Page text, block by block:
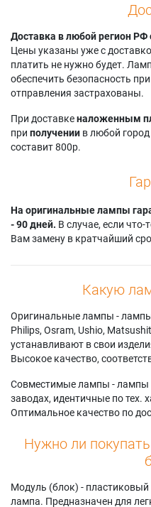
Доставка в любой регион РФ
Цены указаны уже с
платить не нужно будет.
обеспечить безопасность
отправления застрахованы.
При доставкеналоженным
при получении в любой
составит 800р.
На оригинальные лампы
- 90 дней. В случае, если
Вам замену в кратчайший
Какую
Оригинальные лампы -
Philips, Osram, Ushio,
устанавливают в свои
Высокое качество,
Совместимые лампы - лампы
заводах, идентичные по тех.
Оптимальное качество по
Нужно ли
Модуль (блок) - пластиковый
лампа. Предназначен для